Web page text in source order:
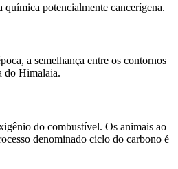
química potencialmente cancerígena.
a semelhança entre os contornos
do Himalaia.
do combustível. Os animais ao
denominado ciclo do carbono é